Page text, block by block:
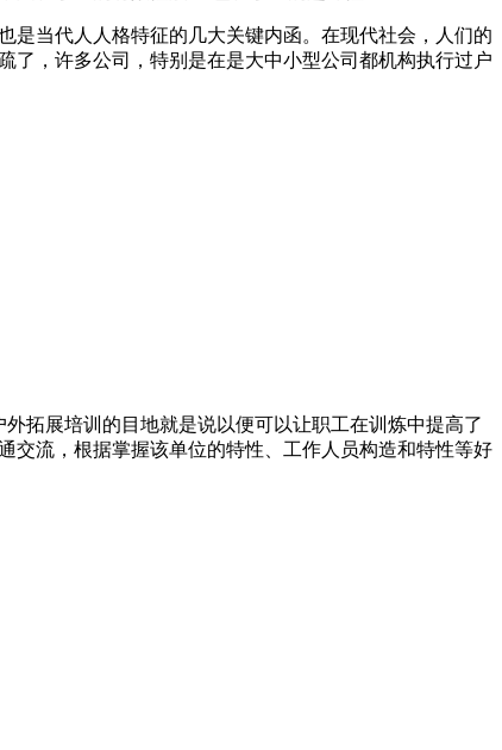
是当代人人格特征的几大关键内函。在现代社会，人们的
了，许多公司，特别是在是大中小型公司都机构执行过户
拓展培训的目地就是说以便可以让职工在训炼中提高了
交流，根据掌握该单位的特性、工作人员构造和特性等好